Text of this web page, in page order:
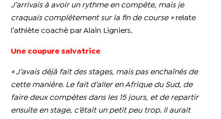
J’arrivais à avoir un rythme en compète, mais je
craquais complètement sur la fin de course »relate
l’athlète coaché par Alain Ligniers.
Une coupure salvatrice
« J’avais déjà fait des stages, mais pas enchaînés de
cette manière. Le fait d’aller en Afrique du Sud, de
faire deux compètes dans les 15 jours, et de repartir
ensuite en stage, c’était un petit peu trop. Il aurait